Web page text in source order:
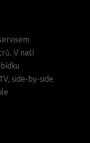
V naší
side-by-side